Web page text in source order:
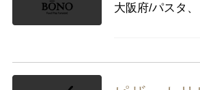
大阪府/パスタ